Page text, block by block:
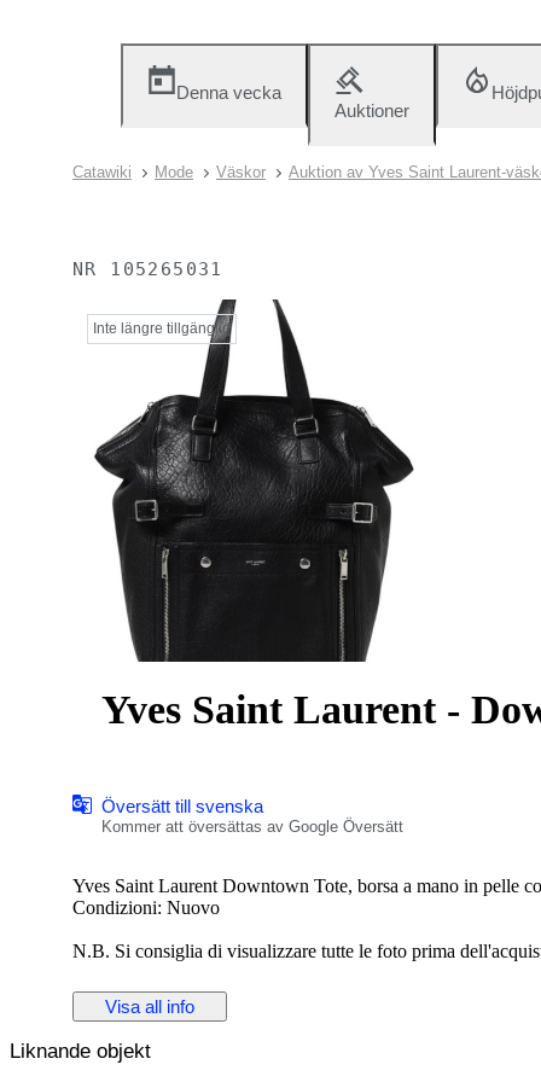
Denna vecka
Auktioner
Catawiki Mode Väskor Auktion av Yves Saint Laurent-
NR 105265031
Inte längre tillgänglig
Yves Saint Laurent -
Översätt till svenska
Kommer att översättas av Google Översätt
Yves Saint Laurent Downtown Tote, borsa a mano in pelle
Condizioni: Nuovo
N.B. Si consiglia di visualizzare tutte le foto prima
ALTEZZA: 40 cm
LUNGHEZZA: 40 cm
Visa all info
Liknande objekt